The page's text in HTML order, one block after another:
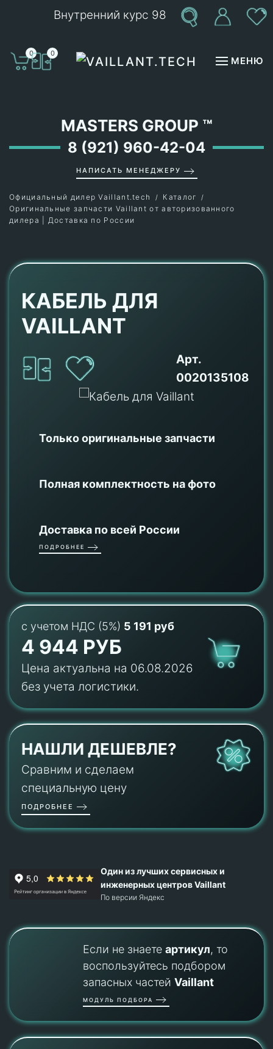
Внутренний курс 98
0 0
МЕНЮ
MASTERS GROUP ™
8 (921) 960-42-04
НАПИСАТЬ МЕНЕДЖЕРУ
Официальный дилер Vaillant.tech
Каталог
Оригинальные запчасти Vaillant от авторизованного
дилера | Доставка по России
КАБЕЛЬ ДЛЯ
VAILLANT
Арт.
0020135108
Только оригинальные запчасти
Полная комплектность на фото
Доставка по всей России
ПОДРОБНЕЕ
с учетом НДС (5%) 5 191 руб
4 944 РУБ
Цена актуальна на 06.08.2026
без учета логистики.
НАШЛИ ДЕШЕВЛЕ?
Сравним и сделаем
специальную цену
ПОДРОБНЕЕ
Один из лучших сервисных и
инженерных центров Vaillant
По версии Яндекс
Если не знаете артикул, то
воспользуйтесь подбором
запасных частей Vaillant
МОДУЛЬ ПОДБОРА